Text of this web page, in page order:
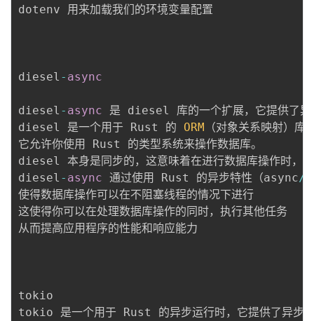
dotenv 用来加载我们的环境变量配置
diesel - async
diesel - async 是 diesel 库的一个扩展，它提供了异
diesel 是一个用于 Rust 的 ORM （对象关系映射）库
它允许你使用 Rust 的类型系统来操作数据库。
diesel 本身是同步的，这意味着在进行数据库操作时，
diesel - async 通过使用 Rust 的异步特性（async/
使得数据库操作可以在不阻塞线程的情况下进行
这使得你可以在处理数据库操作的同时，执行其他任务
从而提高应用程序的性能和响应能力
tokio
tokio 是一个用于 Rust 的异步运行时，它提供了异步